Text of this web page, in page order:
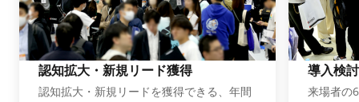
認知拡大・新規リード獲得
認知拡大・新規リードを獲得できる、年間
導入検
来場者の